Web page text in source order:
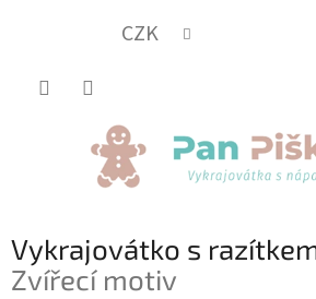
CZK
Vykrajovátko s
Zvířecí motiv